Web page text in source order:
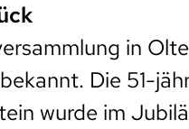
in
Die 51-
wurde im